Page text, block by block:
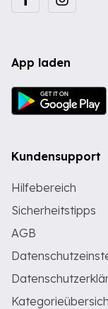
App laden
Kundensupport
Hilfebereich
Sicherheitstipps
AGB